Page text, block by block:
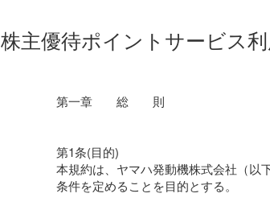
株主優待ポイントサービス
第一章 総 則
第1条(目的)
本規約は、ヤマハ発動機株式会社（以
条件を定めることを目的とする。